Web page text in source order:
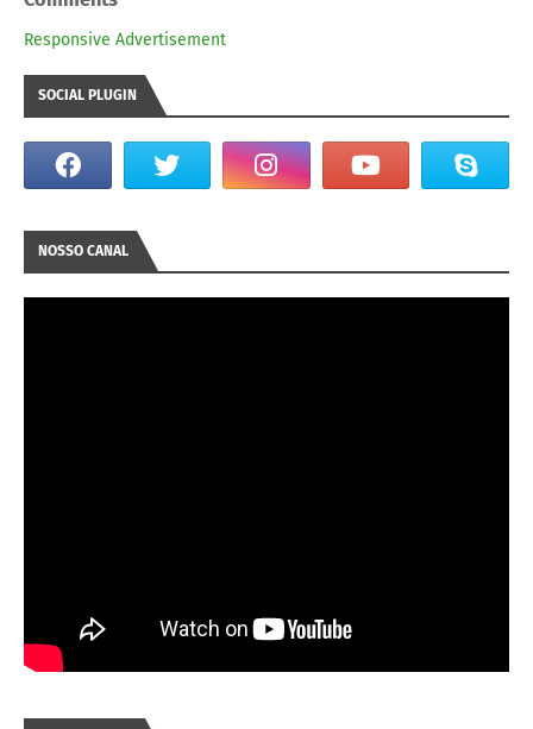
Responsive Advertisement
SOCIAL PLUGIN
NOSSO CANAL